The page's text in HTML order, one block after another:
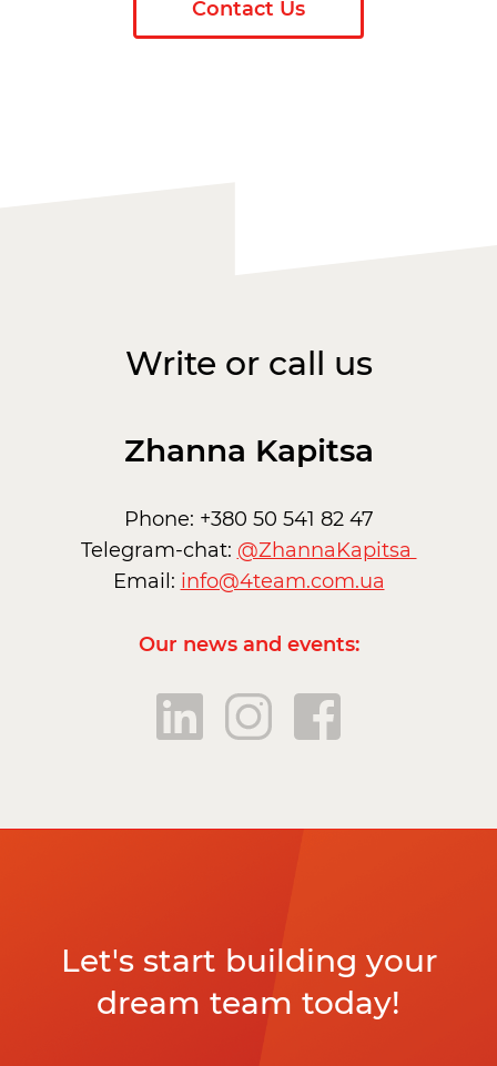
Contact Us
Write or call us
Zhanna Kapitsa
Phone: +380 50 541 82 47
Telegram-chat: @ZhannaKapitsa
Email: info@4team.com.ua
Our news and events:
Let's start building your
dream team today!